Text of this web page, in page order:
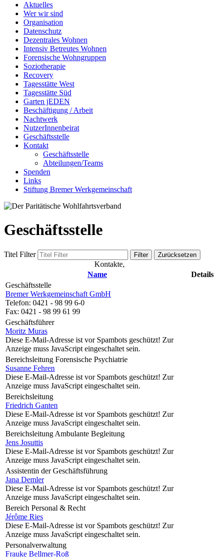
Aktuelles
Wer wir sind
Organisation
Datenschutz
Dezentrales Wohnen
Intensiv Betreutes Wohnen
Forensische Wohngruppen
Soziotherapie
Recovery
Tagesstätte West
Tagesstätte Süd
Garten jEDEN
Beschäftigung / Arbeit
Nachtwerk
NutzerInnenbeirat
Geschäftsstelle
Kontakt
Geschäftsstelle
Abteilungen/Teams
Spenden
Links
Stiftung Bremer Werkgemeinschaft
Geschäftsstelle
Titel Filter Filter Zurücksetzen
Kontakte,
Name
Details
Geschäftsstelle
Bremer Werkgemeinschaft GmbH
Telefon: 0421 - 98 99 6-0
Fax: 0421 - 98 99 61 99
Geschäftsführer
Moritz Muras
Diese E-Mail-Adresse ist vor Spambots geschützt! Zur
Anzeige muss JavaScript eingeschaltet sein.
Bereichsleitung Forensische Psychiatrie
Susanne Fehren
Diese E-Mail-Adresse ist vor Spambots geschützt! Zur
Anzeige muss JavaScript eingeschaltet sein.
Bereichsleitung
Friedrich Ganten
Diese E-Mail-Adresse ist vor Spambots geschützt! Zur
Anzeige muss JavaScript eingeschaltet sein.
Bereichsleitung Ambulante Begleitung
Jens Josuttis
Diese E-Mail-Adresse ist vor Spambots geschützt! Zur
Anzeige muss JavaScript eingeschaltet sein.
Assistentin der Geschäftsführung
Jana Demler
Diese E-Mail-Adresse ist vor Spambots geschützt! Zur
Anzeige muss JavaScript eingeschaltet sein.
Bereich Personal & Recht
Jérôme Ries
Diese E-Mail-Adresse ist vor Spambots geschützt! Zur
Anzeige muss JavaScript eingeschaltet sein.
Personalverwaltung
Frauke Bellmer-Roß